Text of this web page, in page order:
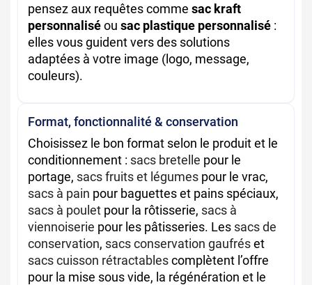
pensez aux requêtes comme sac kraft
personnaliséou sac plastique personnalisé :
elles vous guident vers des solutions
adaptées à votre image (logo, message,
couleurs).
Format, fonctionnalité & conservation
Choisissez le bon format selon le produit et le
conditionnement : sacs bretelle pour le
portage, sacs fruits et légumes pour le vrac,
sacs à pain pour baguettes et pains spéciaux,
sacs à poulet pour la rôtisserie, sacs à
viennoiserie pour les pâtisseries. Les sacs de
conservation, sacs conservation gaufréset
sacs cuisson rétractablescomplètent l’offre
pour la mise sous vide, la régénération et le